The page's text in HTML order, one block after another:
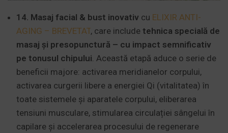
14. Masaj facial & bust inovativ cu ELIXIR ANTI-
AGING – BREVETAT, care include tehnica specială de
masaj și presopunctură – cu impact semnificativ
pe tonusul chipului. Această etapă aduce o serie de
beneficii majore: activarea meridianelor corpului,
activarea curgerii libere a energiei Qi (vitalitatea) în
toate sistemele și aparatele corpului, eliberarea
tensiuni musculare, stimularea circulației sângelui în
capilare și accelerarea procesului de regenerare